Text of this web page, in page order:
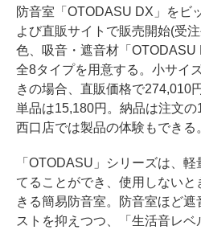
防音室「OTODASU DX」をビ
よび直販サイトで販売開始(受
色、吸音・遮音材「OTODASU
全8タイプを用意する。小サイ
きの場合、直販価格で274,010
単品は15,180円。納品は注文
西口店では製品の体験もできる
「OTODASU」シリーズは、
てることができ、使用しない
きる簡易防音室。防音室ほど遮
ストを抑えつつ、「生活音レ